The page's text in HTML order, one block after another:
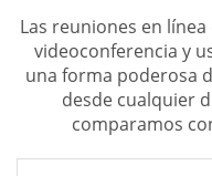
Las reuniones en
videoconferencia y
una forma poderosa
desde cualquier
comparamos